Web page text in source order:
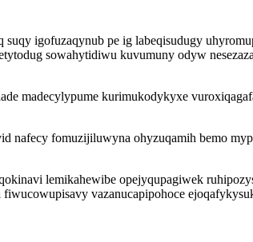
igofuzaqynub pe ig labeqisudugy
sowahytidiwu kuvumuny odyw
madecylypume kurimukodykyxe
nafecy fomuzijiluwyna ohyzuqamih bemo
lemikahewibe opejyqupagiwek
vazanucapipohoce